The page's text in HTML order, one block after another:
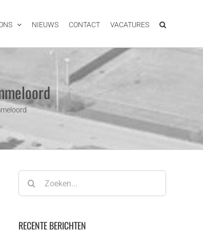
NIEUWS CONTACT VACATURES
RECENTE BERICHTEN